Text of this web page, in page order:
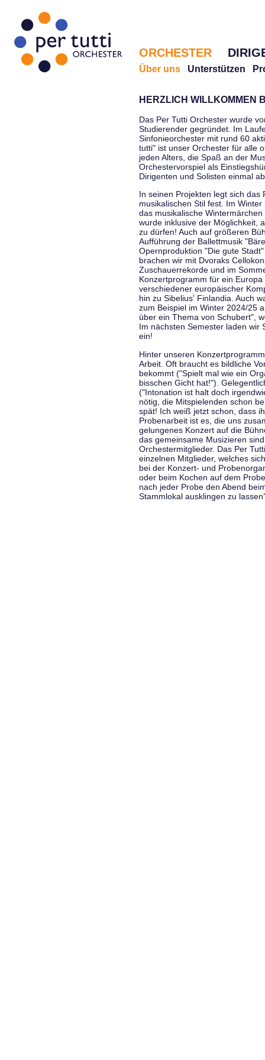
ORCHESTER
Über uns Unterstützen
HERZLICH WILLKOMMEN
Das Per Tutti Orchester wurde
Studierender gegründet. Im
Sinfonieorchester mit rund 60
tutti" ist unser Orchester für alle
jeden Alters, die Spaß an der
Orchestervorspiel als
Dirigenten und Solisten einmal
In seinen Projekten legt sich das
musikalischen Stil fest. Im
das musikalische
wurde inklusive der Möglichkeit,
zu dürfen! Auch auf größeren
Aufführung der Ballettmusik
Opernproduktion "Die gute
brachen wir mit Dvoraks
Zuschauerrekorde und im
Konzertprogramm für ein
verschiedener europäischer
hin zu Sibelius' Finlandia. Auch
zum Beispiel im Winter 2024/25
über ein Thema von Schubert",
Im nächsten Semester laden wir
ein!
Hinter unseren
Arbeit. Oft braucht es bildliche
bekommt ("Spielt mal wie ein
bisschen Gicht hat!").
("Intonation ist halt doch
nötig, die Mitspielenden schon
spät! Ich weiß jetzt schon, dass
Probenarbeit ist es, die uns
gelungenes Konzert auf die
das gemeinsame Musizieren
Orchestermitglieder. Das Per
einzelnen Mitglieder, welches
bei der Konzert- und
oder beim Kochen auf dem
nach jeder Probe den Abend
Stammlokal ausklingen zu